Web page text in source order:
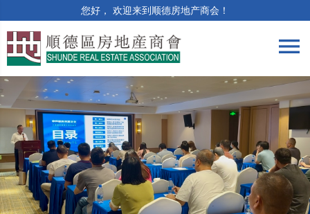
您好， 欢迎来到顺德房地产商会！
menu